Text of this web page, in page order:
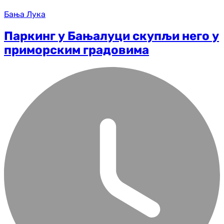
Бања Лука
Паркинг у Бањалуци скупљи него у
приморским градовима